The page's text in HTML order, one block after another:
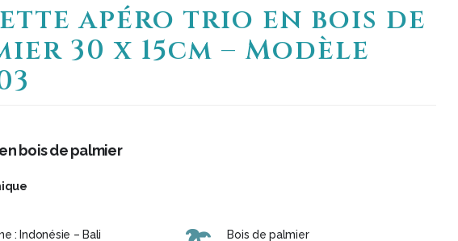
apéro trio en bois de
30 x 15cm – Modèle
bois de palmier
: Indonésie – Bali Bois de palmier